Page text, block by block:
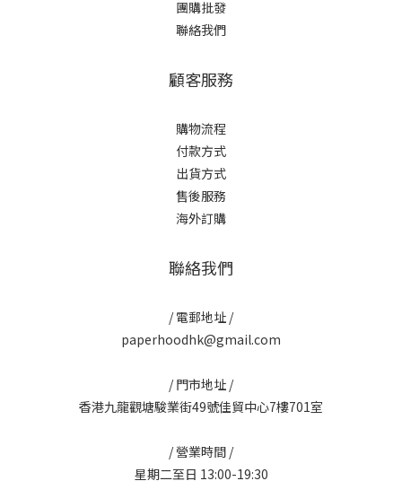
團購批發
聯絡我們
顧客服務
購物流程
付款方式
出貨方式
售後服務
海外訂購
聯絡我們
/ 電郵地址 /
paperhoodhk@gmail.com
/ 門市地址 /
香港九龍觀塘駿業街49號佳貿中心7樓701室
/ 營業時間 /
星期二至日 13:00-19:30